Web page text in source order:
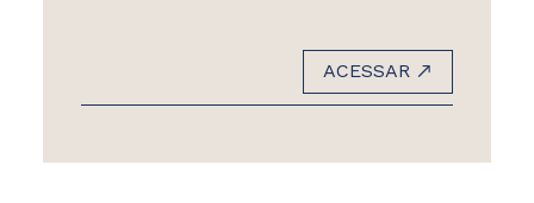
ACESSAR